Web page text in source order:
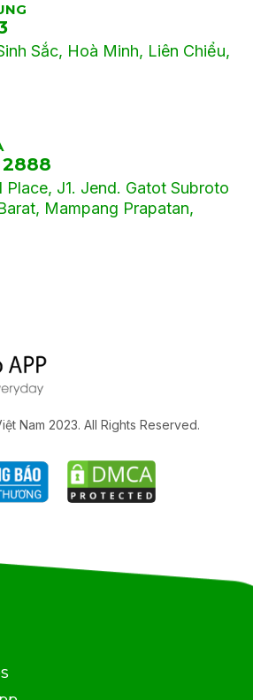
Sắc, Hoà Minh, Liên Chiểu,
2888
J1. Jend. Gatot Subroto
Mampang Prapatan,
Nam 2023. All Rights Reserved.